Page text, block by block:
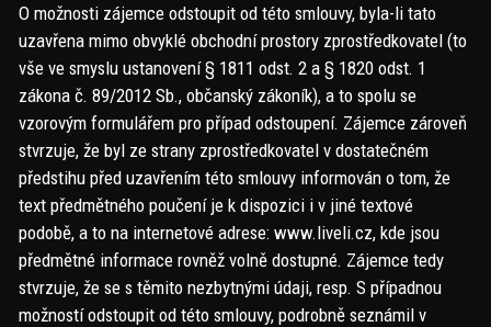
O možnosti zájemce odstoupit od této smlouvy, byla-li tato
uzavřena mimo obvyklé obchodní prostory zprostředkovatel (to
vše ve smyslu ustanovení § 1811 odst. 2 a § 1820 odst. 1
zákona č. 89/2012 Sb., občanský zákoník), a to spolu se
vzorovým formulářem pro případ odstoupení. Zájemce zároveň
stvrzuje, že byl ze strany zprostředkovatel v dostatečném
předstihu před uzavřením této smlouvy informován o tom, že
text předmětného poučení je k dispozici i v jiné textové
podobě, a to na internetové adrese: www.liveli.cz, kde jsou
předmětné informace rovněž volně dostupné. Zájemce tedy
stvrzuje, že se s těmito nezbytnými údaji, resp. S případnou
možností odstoupit od této smlouvy, podrobně seznámil v